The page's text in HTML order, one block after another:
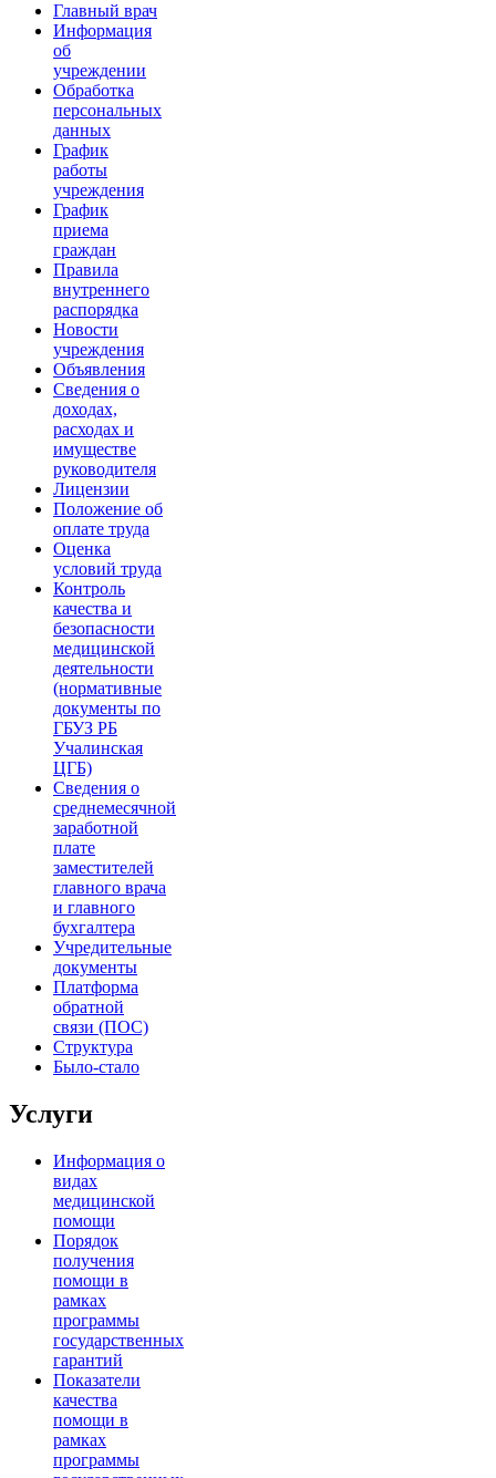
Главный врач
Информация
об
учреждении
Обработка
персональных
данных
График
работы
учреждения
График
приема
граждан
Правила
внутреннего
распорядка
Новости
учреждения
Объявления
Сведения о
доходах,
расходах и
имуществе
руководителя
Лицензии
Положение об
оплате труда
Оценка
условий труда
Контроль
качества и
безопасности
медицинской
деятельности
(нормативные
документы по
ГБУЗ РБ
Учалинская
ЦГБ)
Сведения о
среднемесячной
заработной
плате
заместителей
главного врача
и главного
бухгалтера
Учредительные
документы
Платформа
обратной
связи (ПОС)
Структура
Было-стало
Услуги
Информация о
видах
медицинской
помощи
Порядок
получения
помощи в
рамках
программы
государственных
гарантий
Показатели
качества
помощи в
рамках
программы